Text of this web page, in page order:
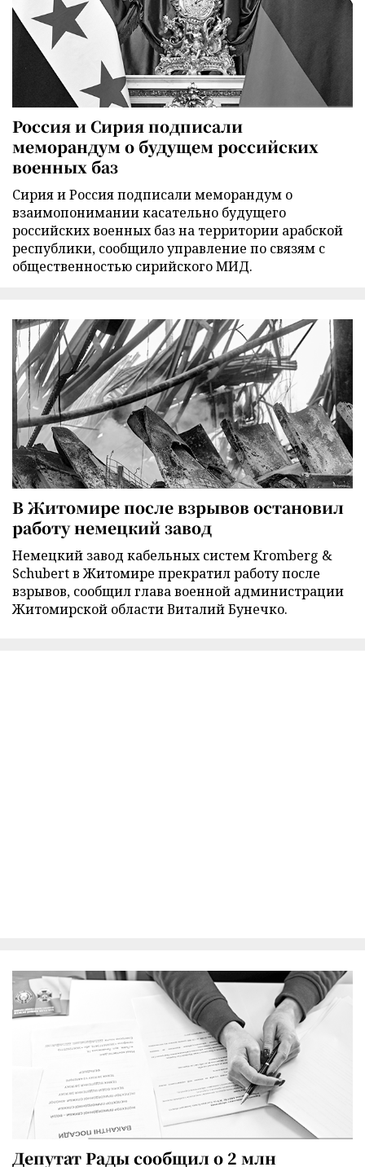
Россия и Сирия подписали
меморандум о будущем российских
военных баз
Сирия и Россия подписали меморандум о
взаимопонимании касательно будущего
российских военных баз на территории арабской
республики, сообщило управление по связям с
общественностью сирийского МИД.
В Житомире после взрывов остановил
работу немецкий завод
Немецкий завод кабельных систем Kromberg &
Schubert в Житомире прекратил работу после
взрывов, сообщил глава военной администрации
Житомирской области Виталий Бунечко.
Депутат Рады сообщил о 2 млн